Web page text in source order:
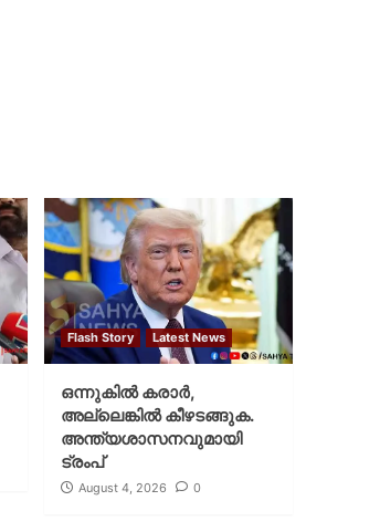
Flash Story Latest News
ഒന്നുകില്‍ കരാര്‍,
അല്ലെങ്കില്‍ കീഴടങ്ങുക.
അന്ത്യശാസനവുമായി
ട്രംപ്
August 4, 2026 0